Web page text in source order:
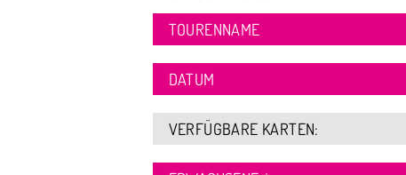
TOURENNAME
DATUM
VERFÜGBARE KARTEN: